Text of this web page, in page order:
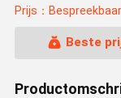
Prijs：Bespreekbaar
Beste